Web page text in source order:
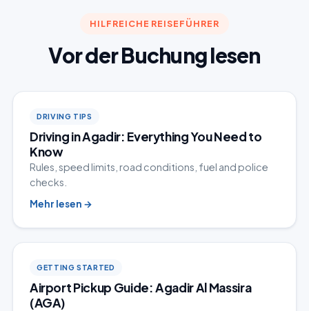
HILFREICHE REISEFÜHRER
Vor der Buchung lesen
DRIVING TIPS
Driving in Agadir: Everything You Need to
Know
Rules, speed limits, road conditions, fuel and police
checks.
Mehr lesen →
GETTING STARTED
Airport Pickup Guide: Agadir Al Massira
(AGA)